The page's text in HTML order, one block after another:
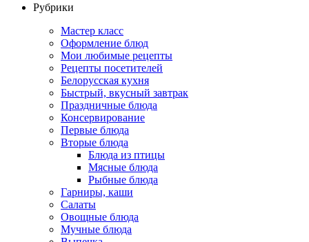
Рубрики
Мастер класс
Оформление блюд
Мои любимые рецепты
Рецепты посетителей
Белорусская кухня
Быстрый, вкусный завтрак
Праздничные блюда
Консервирование
Первые блюда
Вторые блюда
Блюда из птицы
Мясные блюда
Рыбные блюда
Гарниры, каши
Салаты
Овощные блюда
Мучные блюда